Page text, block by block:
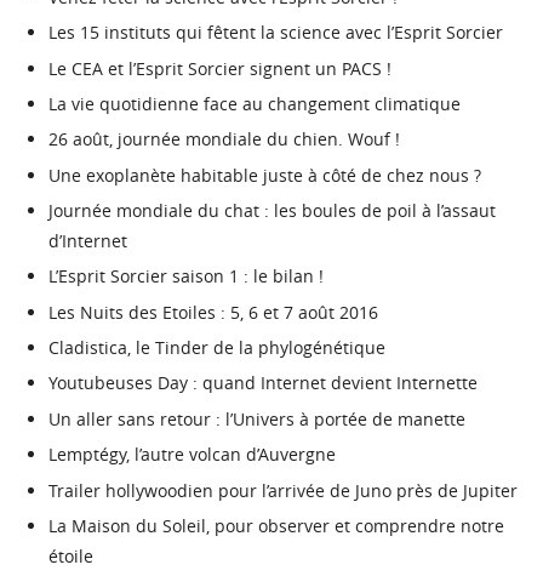
Les 15 instituts qui fêtent la science avec l’Esprit Sorcier
Le CEA et l’Esprit Sorcier signent un PACS !
La vie quotidienne face au changement climatique
26 août, journée mondiale du chien. Wouf !
Une exoplanète habitable juste à côté de chez nous ?
Journée mondiale du chat : les boules de poil à l’assaut
d’Internet
L’Esprit Sorcier saison 1 : le bilan !
Les Nuits des Etoiles : 5, 6 et 7 août 2016
Cladistica, le Tinder de la phylogénétique
Youtubeuses Day : quand Internet devient Internette
Un aller sans retour : l’Univers à portée de manette
Lemptégy, l’autre volcan d’Auvergne
Trailer hollywoodien pour l’arrivée de Juno près de Jupiter
La Maison du Soleil, pour observer et comprendre notre
étoile